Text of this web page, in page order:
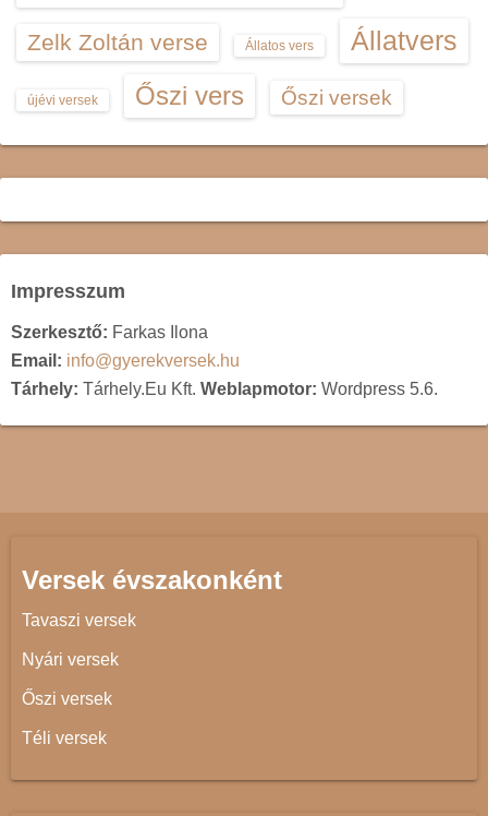
Zelk Zoltán verse Állatos vers Állatvers
újévi versek Őszi vers Őszi versek
Impresszum
Szerkesztő: Farkas Ilona
Email: info@gyerekversek.hu
Tárhely: Tárhely.Eu Kft. Weblapmotor: Wordpress 5.6.
Versek évszakonként
Tavaszi versek
Nyári versek
Őszi versek
Téli versek